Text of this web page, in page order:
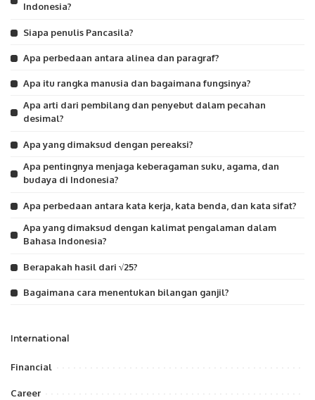
Indonesia?
Siapa penulis Pancasila?
Apa perbedaan antara alinea dan paragraf?
Apa itu rangka manusia dan bagaimana fungsinya?
Apa arti dari pembilang dan penyebut dalam pecahan
desimal?
Apa yang dimaksud dengan pereaksi?
Apa pentingnya menjaga keberagaman suku, agama, dan
budaya di Indonesia?
Apa perbedaan antara kata kerja, kata benda, dan kata sifat?
Apa yang dimaksud dengan kalimat pengalaman dalam
Bahasa Indonesia?
Berapakah hasil dari √25?
Bagaimana cara menentukan bilangan ganjil?
International
Financial
Career